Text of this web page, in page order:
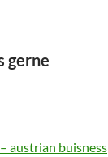
gerne
austrian buisness